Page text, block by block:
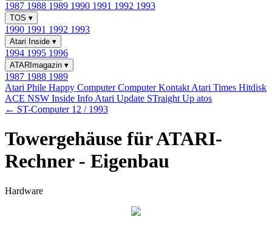
1987 1988 1989 1990 1991 1992 1993
TOS ▾
1990 1991 1992 1993
Atari Inside ▾
1994 1995 1996
ATARImagazin ▾
1987 1988 1989
Atari Phile Happy ComputerComputer Kontakt Atari Times Hitdisk
ACE NSW Inside Info Atari Update STraight Up atos
← ST-Computer 12 / 1993
Towergehäuse für ATARI-
Rechner - Eigenbau
Hardware